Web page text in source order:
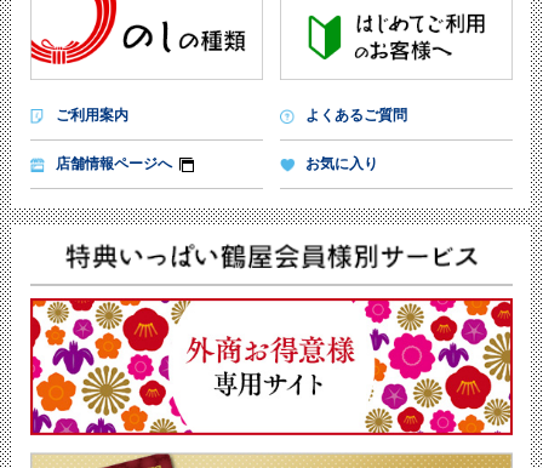
ご利用案内 よくあるご質問
店舗情報ページへ お気に入り